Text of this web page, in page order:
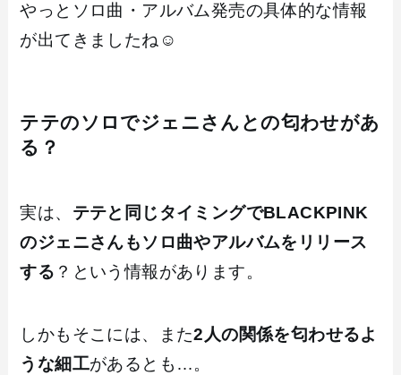
やっとソロ曲・アルバム発売の具体的な情報
が出てきましたね☺️
テテのソロでジェニさんとの匂わせがあ
る？
実は、 テテと同じタイミングでBLACKPINK
のジェニさんもソロ曲やアルバムをリリース
する ？という情報があります。
しかもそこには、また2人の関係を匂わせるよ
うな細工があるとも…。